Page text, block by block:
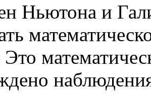
Ньютона и
Это